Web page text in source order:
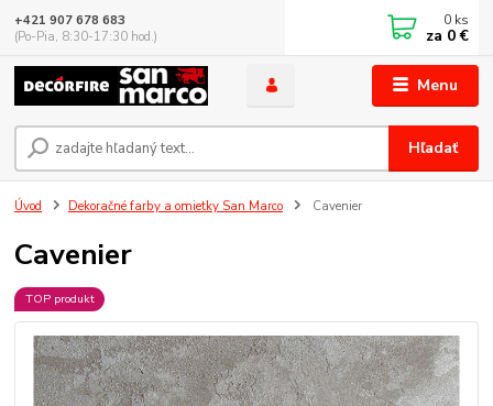
Menu
Hľadať
+421 907 678 683
(Po-Pia, 8:30-17:30 hod.)
0 ks
za 0 €
Úvod Dekoračné farby a omietky San Marco Cavenier
Cavenier
TOP produkt